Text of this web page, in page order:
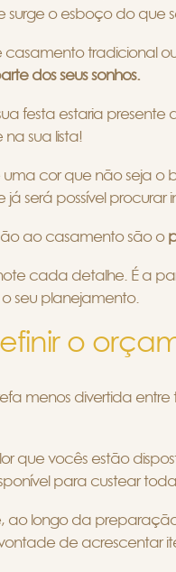
o esboço do que
casamento tradicional
dos seus sonhos.
festa estaria
sua lista!
cor que não seja o
será possível procurar
ao casamento são o
cada detalhe. É a
seu planejamento.
o
menos divertida
que vocês estão
para custear
ao longo da
de acrescentar